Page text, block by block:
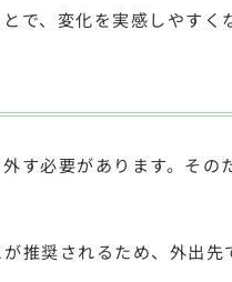
で、変化を実感しやすく
す必要があります。そ
推奨されるため、外出